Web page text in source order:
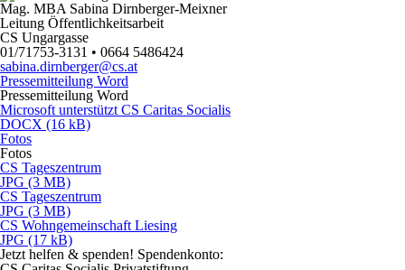
Mag. MBA Sabina Dirnberger-Meixner
Leitung Öffentlichkeitsarbeit
CS Ungargasse
01/71753-3131 • 0664 5486424
sabina.dirnberger@cs.at
Pressemitteilung Word
Pressemitteilung Word
Microsoft unterstützt CS Caritas Socialis
DOCX (16 kB)
Fotos
Fotos
CS Tageszentrum
JPG (3 MB)
CS Tageszentrum
JPG (3 MB)
CS Wohngemeinschaft Liesing
JPG (17 kB)
Jetzt helfen & spenden! Spendenkonto: